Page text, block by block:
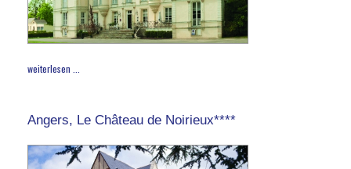
weiterlesen ...
Angers, Le Château de Noirieux****